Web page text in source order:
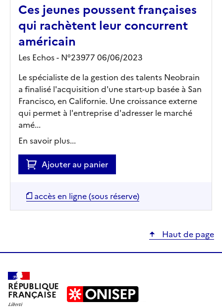
Ces jeunes poussent françaises
qui rachètent leur concurrent
américain
Les Echos - N°23977 06/06/2023
Le spécialiste de la gestion des talents Neobrain
a finalisé l'acquisition d'une start-up basée à San
Francisco, en Californie. Une croissance externe
qui permet à l'entreprise d'adresser le marché
amé...
En savoir plus...
Ajouter au panier
accès en ligne (sous réserve)
Haut de page
RÉPUBLIQUE
FRANÇAISE